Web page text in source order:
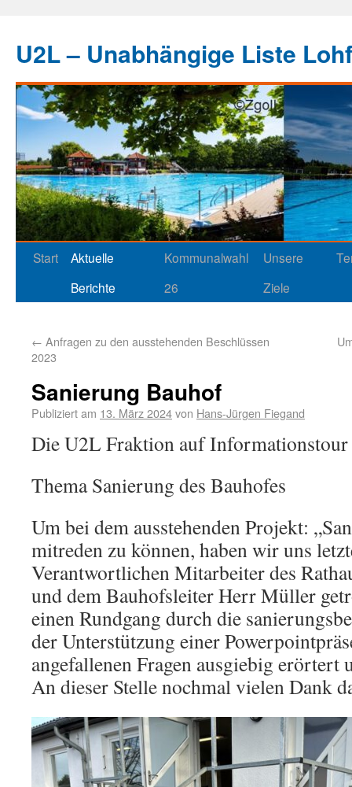
U2L – Unabhängige Liste
Start
Aktuelle
Berichte
Kommunalwahl
26
Unsere
Ziele
← Anfragen zu den ausstehenden Beschlüssen
2023
Sanierung Bauhof
Publiziert am 13. März 2024von Hans-Jürgen Fiegand
Die U2L Fraktion auf Informationstour
Thema Sanierung des Bauhofes
Um bei dem ausstehenden Projekt:
mitreden zu können, haben wir uns
Verantwortlichen Mitarbeiter des
und dem Bauhofsleiter Herr Müller
einen Rundgang durch die
der Unterstützung einer
angefallenen Fragen ausgiebig erörtert
An dieser Stelle nochmal vielen Dank